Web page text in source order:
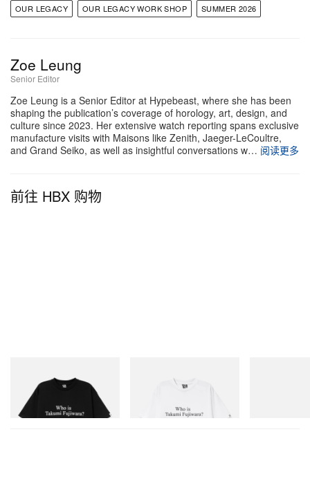
OUR LEGACY OUR LEGACY WORK SHOP SUMMER 2026
Zoe Leung
Senior Editor
Zoe Leung is a Senior Editor at Hypebeast, where she has been
shaping the publication’s coverage of horology, art, design, and
culture since 2023. Her extensive watch reporting spans exclusive
manufacture visits with Maisons like Zenith, Jaeger-LeCoultre,
and Grand Seiko, as well as insightful conversations w… 阅读更多
前往 HBX 购物
Billionaire Boys Club X Initial
D Cotton T-Shirt 3
立刻购入
Billionaire Boys Club X Initial
D Cotton T-Shirt 3